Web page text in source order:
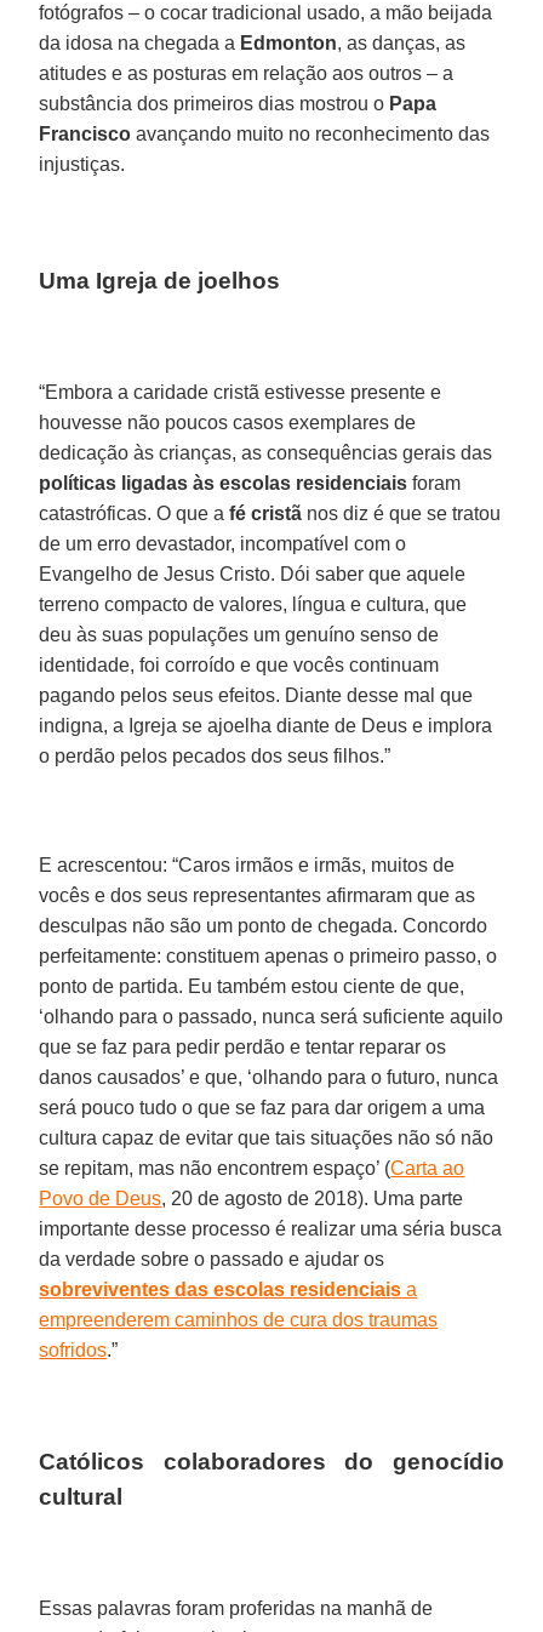
fotógrafos – o cocar tradicional usado, a mão beijada
da idosa na chegada a Edmonton, as danças, as
atitudes e as posturas em relação aos outros – a
substância dos primeiros dias mostrou o Papa
Francisco avançando muito no reconhecimento das
injustiças.
Uma Igreja de joelhos
“Embora a caridade cristã estivesse presente e
houvesse não poucos casos exemplares de
dedicação às crianças, as consequências gerais das
políticas ligadas às escolas residenciais foram
catastróficas. O que afé cristã nos diz é que se tratou
de um erro devastador, incompatível com o
Evangelho de Jesus Cristo. Dói saber que aquele
terreno compacto de valores, língua e cultura, que
deu às suas populações um genuíno senso de
identidade, foi corroído e que vocês continuam
pagando pelos seus efeitos. Diante desse mal que
indigna, a Igreja se ajoelha diante de Deus e implora
o perdão pelos pecados dos seus filhos.”
E acrescentou: “Caros irmãos e irmãs, muitos de
vocês e dos seus representantes afirmaram que as
desculpas não são um ponto de chegada. Concordo
perfeitamente: constituem apenas o primeiro passo, o
ponto de partida. Eu também estou ciente de que,
‘olhando para o passado, nunca será suficiente aquilo
que se faz para pedir perdão e tentar reparar os
danos causados’ e que, ‘olhando para o futuro, nunca
será pouco tudo o que se faz para dar origem a uma
cultura capaz de evitar que tais situações não só não
se repitam, mas não encontrem espaço’ (Carta ao
Povo de Deus, 20 de agosto de 2018). Uma parte
importante desse processo é realizar uma séria busca
da verdade sobre o passado e ajudar os
sobreviventes das escolas residenciais a
empreenderem caminhos de cura dos traumas
sofridos.”
Católicos colaboradores do genocídio
cultural
Essas palavras foram proferidas na manhã de